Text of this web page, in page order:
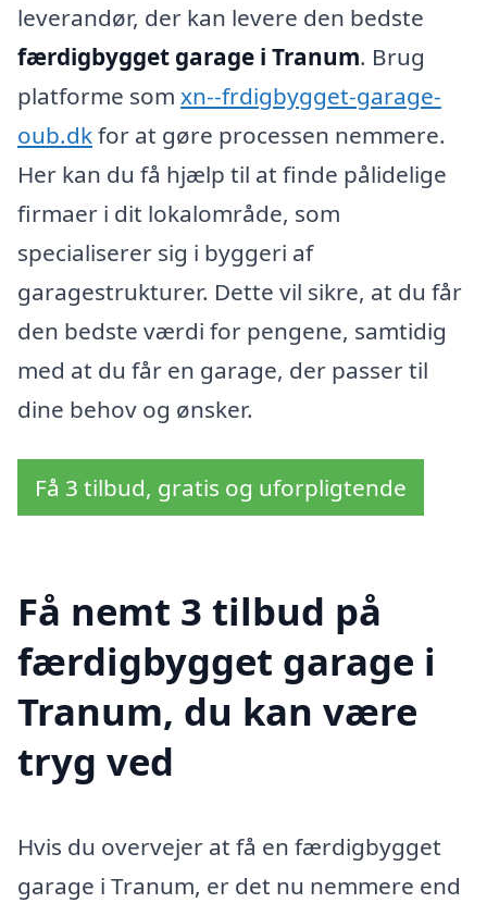
leverandør, der kan levere den bedste
færdigbygget garage i Tranum. Brug
platforme som xn--frdigbygget-garage-
oub.dkfor at gøre processen nemmere.
Her kan du få hjælp til at finde pålidelige
firmaer i dit lokalområde, som
specialiserer sig i byggeri af
garagestrukturer. Dette vil sikre, at du får
den bedste værdi for pengene, samtidig
med at du får en garage, der passer til
dine behov og ønsker.
Få 3 tilbud, gratis og uforpligtende
Få nemt 3 tilbud på
færdigbygget garage i
Tranum, du kan være
tryg ved
Hvis du overvejer at få en færdigbygget
garage i Tranum, er det nu nemmere end